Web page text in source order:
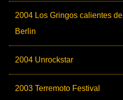
2004 Los Gringos calientes de
Berlin
2004 Unrockstar
2003 Terremoto Festival